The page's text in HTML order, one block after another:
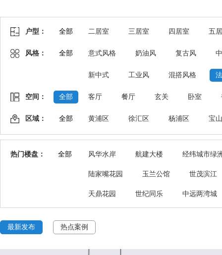
户型： 全部 二居室 三居室 四居室 五
风格： 全部 意式风格 奶油风 复古风
新中式 工业风 混搭风格
空间： 全部 客厅 餐厅 玄关 卧室
区域： 全部 黄浦区 徐汇区 杨浦区 宝
热门楼盘： 全部 风华水岸 航建大楼 经纬城市绿
陆家嘴花园 玉兰公馆 世茂滨江
天鼎花园 世纪同乐 中远两湾城
最新发布 热点案例